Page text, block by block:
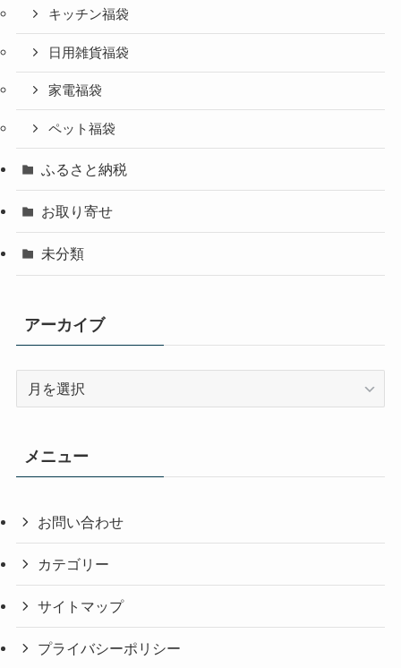
キッチン福袋
日用雑貨福袋
家電福袋
ペット福袋
ふるさと納税
お取り寄せ
未分類
アーカイブ
メニュー
お問い合わせ
カテゴリー
サイトマップ
プライバシーポリシー